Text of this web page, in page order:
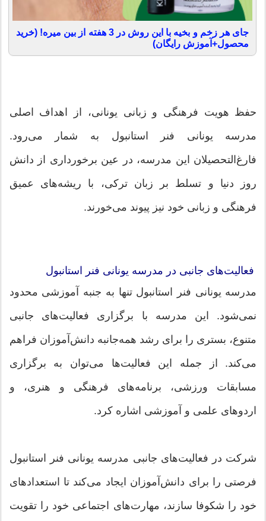
جای هر زخم و بخیه با این روش در 3 هفته از بین میره! (خرید
محصول+آموزش رایگان)
حفظ هویت فرهنگی و زبانی یونانی، از اهداف اصلی
مدرسه یونانی فنر استانبول به شمار می‌رود.
فارغ‌التحصیلان این مدرسه، در عین برخورداری از دانش
روز دنیا و تسلط بر زبان ترکی، با ریشه‌های عمیق
فرهنگی و زبانی خود نیز پیوند می‌خورند.
فعالیت‌های جانبی در مدرسه یونانی فنر استانبول
مدرسه یونانی فنر استانبول تنها به جنبه آموزشی محدود
نمی‌شود. این مدرسه با برگزاری فعالیت‌های جانبی
متنوع، بستری را برای رشد همه‌جانبه دانش‌آموزان فراهم
می‌کند. از جمله این فعالیت‌ها می‌توان به برگزاری
مسابقات ورزشی، برنامه‌های فرهنگی و هنری، و
اردوهای علمی و آموزشی اشاره کرد.
شرکت در فعالیت‌های جانبی مدرسه یونانی فنر استانبول
فرصتی را برای دانش‌آموزان ایجاد می‌کند تا استعدادهای
خود را شکوفا سازند، مهارت‌های اجتماعی خود را تقویت